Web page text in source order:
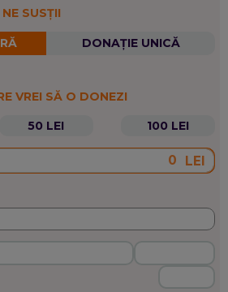
SUSȚII
DONAȚIE UNICĂ
VREI SĂ O DONEZI
50 LEI 100 LEI
LEI